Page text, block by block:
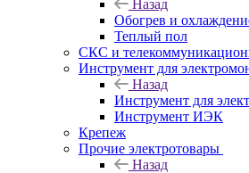
Назад
Обогрев и
Теплый пол
СКС и
Инструмент для
Назад
Инструмент для
Инструмент ИЭК
Крепеж
Прочие электротовары
Назад